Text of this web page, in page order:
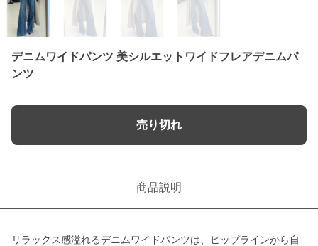
デニムワイドパンツ 美シルエットワイドフレアデニムパ
ンツ
売り切れ
商品説明
リラックス感溢れるデニムワイドパンツは、ヒップラインから自